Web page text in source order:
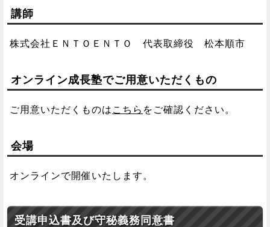
講師
株式会社ＥＮＴＯＥＮＴＯ 代表取締役 松本順市
オンライン成長塾でご用意いただくもの
ご用意いただくものは こちら をご確認ください。
会場
オンラインで開催いたします。
受講申込書及び守秘義務同意書